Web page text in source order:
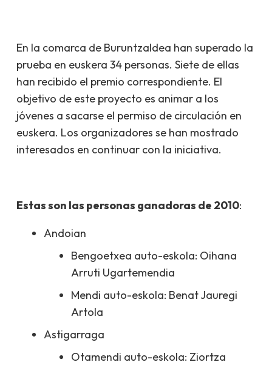
En la comarca de Buruntzaldea han superado la
prueba en euskera 34 personas. Siete de ellas
han recibido el premio correspondiente. El
objetivo de este proyecto es animar a los
jóvenes a sacarse el permiso de circulación en
euskera. Los organizadores se han mostrado
interesados en continuar con la iniciativa.
Estas son las personas ganadoras de 2010:
Andoian
Bengoetxea auto-eskola: Oihana
Arruti Ugartemendia
Mendi auto-eskola: Benat Jauregi
Artola
Astigarraga
Otamendi auto-eskola: Ziortza